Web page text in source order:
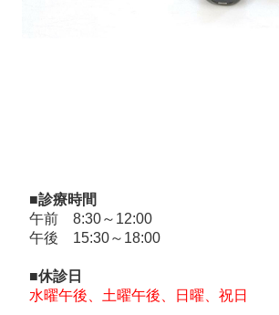
■診療時間
午前 8:30～12:00
午後 15:30～18:00
■休診日
水曜午後、土曜午後、日曜、祝日